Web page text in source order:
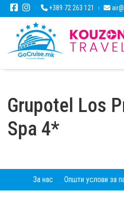
+389 72 263 121
Grupotel Los
Spa 4*
За нас Општи услови за